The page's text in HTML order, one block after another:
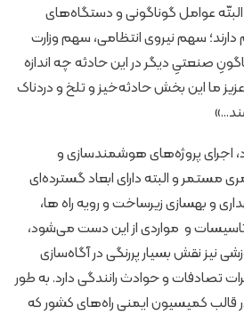
البتّه عوامل گوناگونی و دستگاه‌های
سهم نیروی انتظامی، سهم وزارت
صنعتیِ دیگر در این حادثه چه اندازه
ما این بخش حادثه‌خیز و تلخ و دردناک
اجرای پروژه‌های هوشمندسازی و
مستمر و البته دارای ابعاد گسترده‌ای
و بهسازی زیرساخت و رویه راه ها،
تاسیسات و مواردی از این دست می‌شود،
نیز نقش بسیار پررنگی در آگاه‌سازی
تصادفات و حوادث رانندگی دارد. به طور
کمیسیون ایمنی راه‌های کشور که